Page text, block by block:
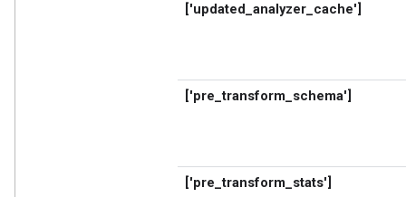
['updated_analyzer_cache']
['pre_transform_schema']
['pre_transform_stats']